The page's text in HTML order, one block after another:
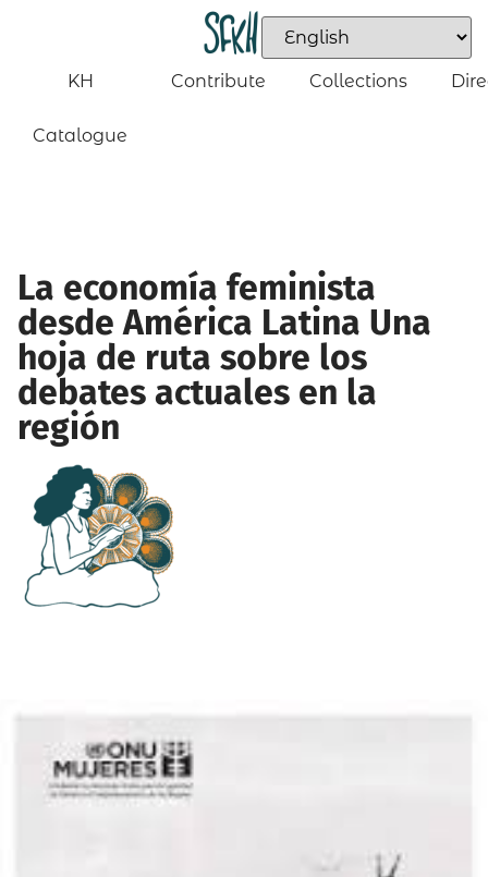
KH
Catalogue
Contribute Collections
La economía feminista
desde América Latina Una
hoja de ruta sobre los
debates actuales en la
región